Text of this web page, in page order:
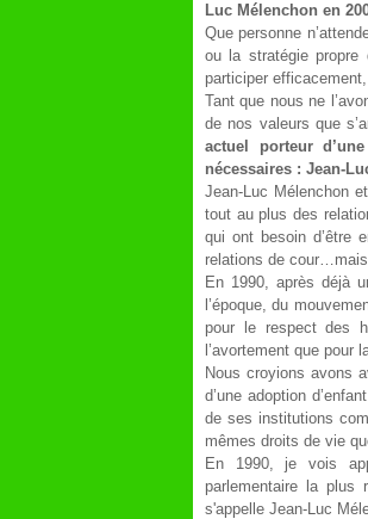
Luc Mélenchon en
Que personne
ou la stratégie
participer
Tant que nous ne
de nos valeurs que
actuel porteur
nécessaires : Jean-
Jean-Luc Mélenchon
tout au plus des
qui ont besoin d’être
relations de
En 1990, après déjà
l’époque, du
pour le respect des
l’avortement que pour
Nous croyions avons
d’une adoption
de ses institutions
mêmes droits de vie
En 1990, je vois
parlementaire la plus
s'appelle Jean-Luc